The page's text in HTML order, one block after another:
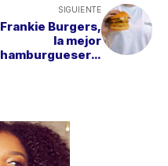
SIGUIENTE
Frankie Burgers,
la mejor
hamburguesería